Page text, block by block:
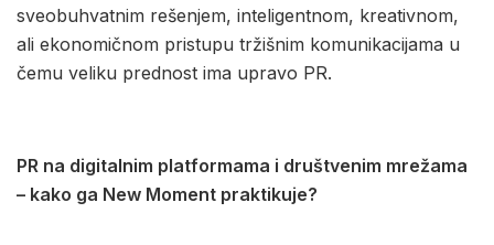
sveobuhvatnim rešenjem, inteligentnom, kreativnom,
ali ekonomičnom pristupu tržišnim komunikacijama u
čemu veliku prednost ima upravo PR.
PR na digitalnim platformama i društvenim mrežama
– kako ga New Moment praktikuje?